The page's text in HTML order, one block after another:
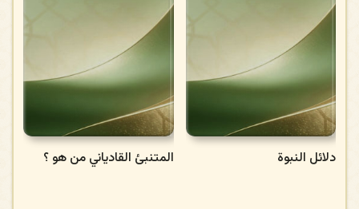
دلائل النبوة المتنبئ القادياني من هو ؟